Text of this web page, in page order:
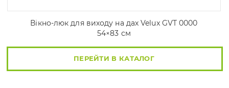
Вікно-люк для виходу на дах Velux GVT 0000
54×83 см
ПЕРЕЙТИ В КАТАЛОГ